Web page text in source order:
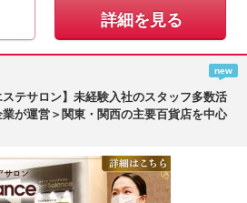
詳細を見る
new
ステサロン】未経験入社のスタッフ多数活
が運営＞関東・関西の主要百貨店を中心